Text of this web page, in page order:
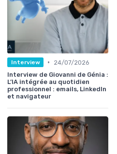
Interview •
24/07/2026
Interview de Giovanni de Génia :
L’IA intégrée au quotidien
professionnel : emails, LinkedIn
et navigateur